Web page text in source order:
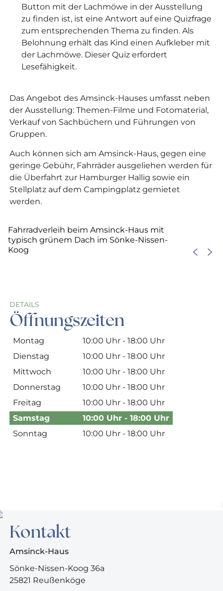
Button mit der Lachmöwe in der Ausstellung
zu finden ist, ist eine Antwort auf eine Quizfrage
zum entsprechenden Thema zu finden. Als
Belohnung erhält das Kind einen Aufkleber mit
der Lachmöwe. Dieser Quiz erfordert
Lesefähigkeit.
Das Angebot des Amsinck-Hauses umfasst neben
der Ausstellung: Themen-Filme und Fotomaterial,
Verkauf von Sachbüchern und Führungen von
Gruppen.
Auch können sich am Amsinck-Haus, gegen eine
geringe Gebühr, Fahrräder ausgeliehen werden für
die Überfahrt zur Hamburger Hallig sowie ein
Stellplatz auf dem Campingplatz gemietet
werden.
Fahrradverleih beim Amsinck-Haus mit
typisch grünem Dach im Sönke-Nissen-
Koog
DETAILS
Öffnungszeiten
Montag
10:00 Uhr - 18:00 Uhr
Dienstag
10:00 Uhr - 18:00 Uhr
Mittwoch
10:00 Uhr - 18:00 Uhr
Donnerstag
10:00 Uhr - 18:00 Uhr
Freitag
10:00 Uhr - 18:00 Uhr
Samstag
10:00 Uhr - 18:00 Uhr
Sonntag
10:00 Uhr - 18:00 Uhr
Kontakt
Amsinck-Haus
Sönke-Nissen-Koog 36a
25821 Reußenköge